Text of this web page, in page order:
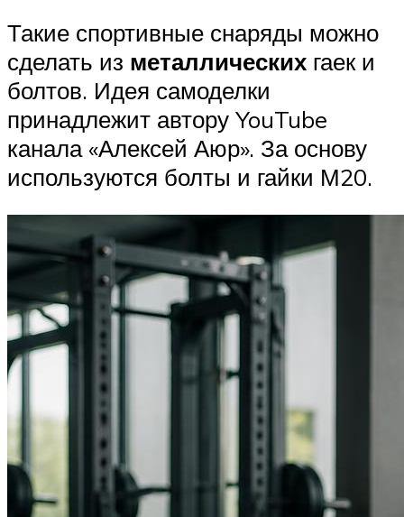
Такие спортивные снаряды можно
сделать из металлических гаек и
болтов. Идея самоделки
принадлежит автору YouTube
канала «Алексей Аюр». За основу
используются болты и гайки М20.